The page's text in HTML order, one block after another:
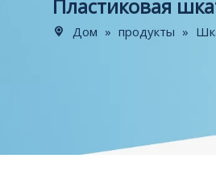
Пластиковая
Дом » продукты »